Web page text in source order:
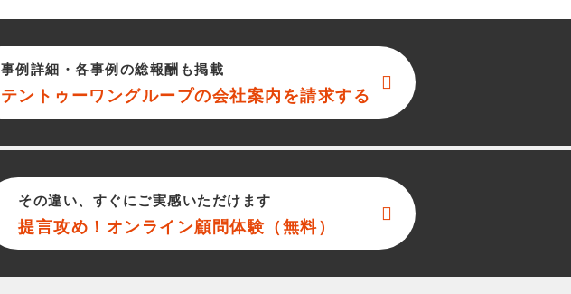
事例詳細・各事例の総報酬も掲載
テントゥーワングループの会社案内を請求する
その違い、すぐにご実感いただけます
提言攻め！オンライン顧問体験（無料）